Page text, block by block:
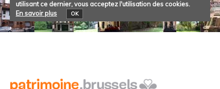
utilisant ce dernier, vous acceptez l'utilisation des cookies.
En savoir plus
OK